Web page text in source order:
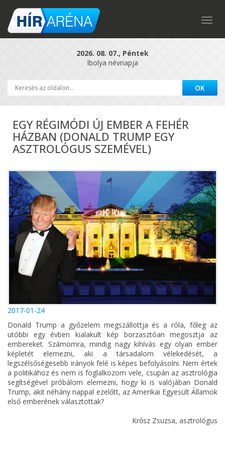
2026. 08. 07., Péntek
Ibolya névnapja
EGY RÉGIMÓDI ÚJ EMBER A FEHÉR
HÁZBAN (DONALD TRUMP EGY
ASZTROLÓGUS SZEMÉVEL)
2017-01-24
Donald Trump a győzelem megszállottja és a róla, főleg az
utóbbi egy évben kialakult kép borzasztóan megosztja az
embereket. Számomra, mindig nagy kihívás egy olyan ember
képletét elemezni, aki a társadalom vélekedését, a
legszélsőségesebb irányok felé is képes befolyásolni. Nem értek
a politikához és nem is foglalkozom vele, csupán az asztrológia
segítségével próbálom elemezni, hogy ki is valójában Donald
Trump, akit néhány nappal ezelőtt, az Amerikai Egyesült Államok
első emberének választottak?
Krősz Zsuzsa, asztrológus